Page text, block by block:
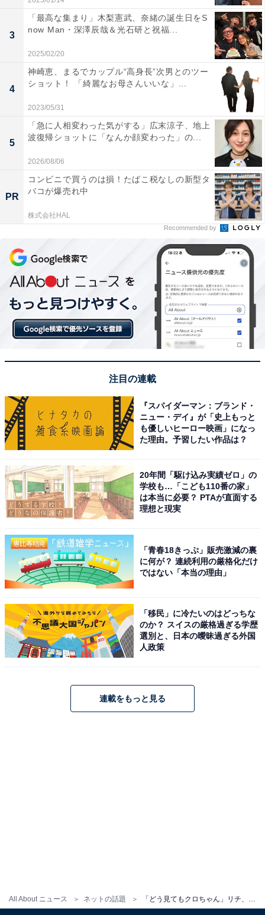
All About ニュース ネットの話題
3
「最高な集まり」木梨憲武、奈緒の誕生日をS
now Man・深澤辰哉＆光石研と祝福...
2025/02/20
4
神崎恵、まるでカップル“高身長”次男とのツー
ショット！ 「綺麗なお母さんいいな」...
2023/05/31
5
「急に人相変わった気がする」広末涼子、地上
波復帰ショットに「なんか顔変わった」の...
2026/08/06
PR
コンビニで買うのは損！たばこ税なしの新型タ
バコが爆売れ中
株式会社HAL
Recommended by
注目の連載
『スパイダーマン：ブランド・
ニュー・デイ』が「史上もっと
も優しいヒーロー映画」になっ
た理由。予習したい作品は？
20年間「駆け込み実績ゼロ」の
学校も…「こども110番の家」
は本当に必要？ PTAが直面する
理想と現実
「青春18きっぷ」販売激減の裏
に何が？ 連続利用の厳格化だけ
ではない「本当の理由」
「移民」に冷たいのはどっちな
のか？ スイスの厳格過ぎる学歴
選別と、日本の曖昧過ぎる外国
人政策
連載をもっと見る